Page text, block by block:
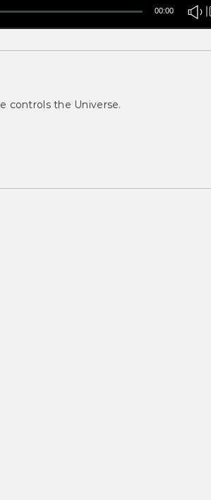
00:00
controls the Universe.